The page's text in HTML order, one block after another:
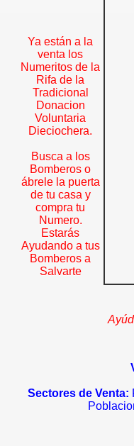
Ya están a la
venta los
Numeritos de la
Rifa de la
Tradicional
Donacion
Voluntaria
Dieciochera.
Busca a los
Bomberos o
ábrele la puerta
de tu casa y
compra tu
Numero.
Estarás
Ayudando a tus
Bomberos a
Salvarte
Sectores de Venta: